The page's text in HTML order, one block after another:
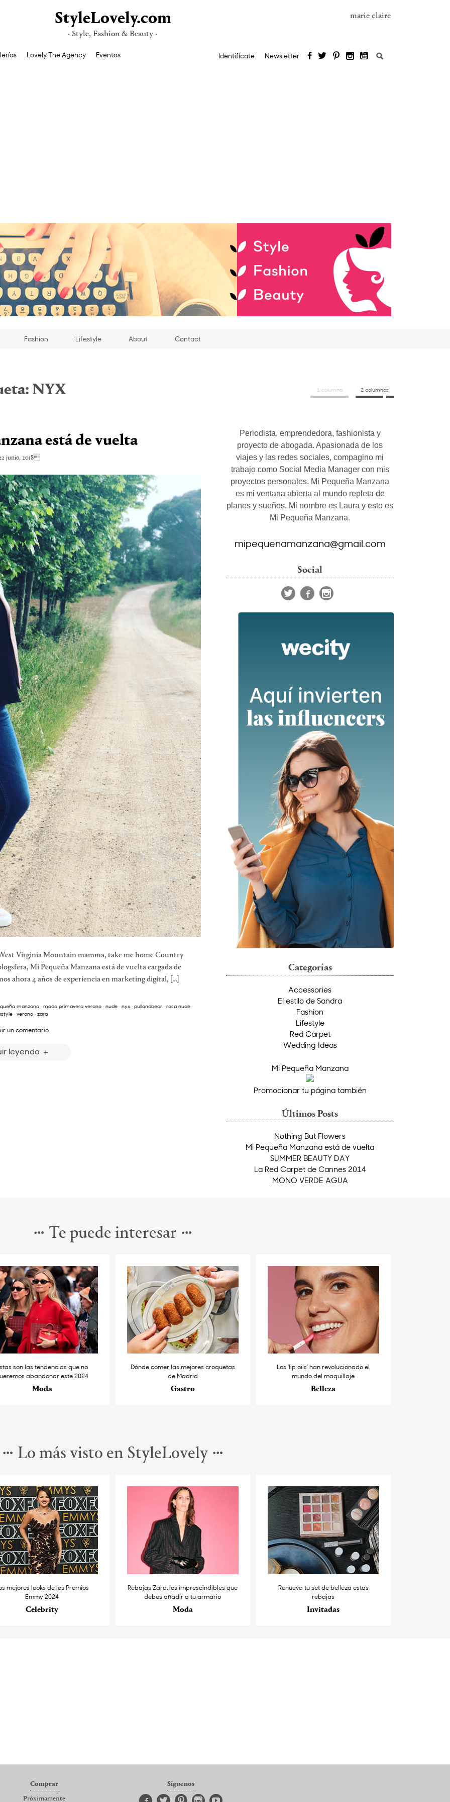
StyleLovely.com
· Style, Fashion & Beauty ·
marie claire
Lovely The Agency Eventos Identifícate Newsletter Buscar:
Fashion Lifestyle About Contact
NYX
está de vuelta
junio, 2018
Virginia Mountain mamma, take me home Country
Mi Pequeña Manzana está de vuelta cargada de
ahora 4 años de experiencia en marketing digital, […]
manzana· moda primavera verano· nude· nyx· pullandbear· rosa nude·
· verano · zara
un comentario
leyendo
1 columna 2 columnas
Periodista, emprendedora, fashionista y
proyecto de abogada. Apasionada de los
viajes y las redes sociales, compagino mi
trabajo como Social Media Manager con mis
proyectos personales. Mi Pequeña Manzana
es mi ventana abierta al mundo repleta de
planes y sueños. Mi nombre es Laura y esto es
Mi Pequeña Manzana.
mipequenamanzana@gmail.com
Social
Categorías
Accessories
El estilo de Sandra
Fashion
Lifestyle
Red Carpet
Wedding Ideas
Mi Pequeña Manzana
Promocionar tu página también
Últimos Posts
Nothing But Flowers
Mi Pequeña Manzana está de vuelta
SUMMER BEAUTY DAY
La Red Carpet de Cannes 2014
MONO VERDE AGUA
Te puede interesar
son las tendencias que no
abandonar este 2024
Moda
Dónde comer las mejores croquetas
de Madrid
Gastro
Los ‘lip oils’ han revolucionado el
mundo del maquillaje
Belleza
Lo más visto en StyleLovely
mejores looks de los Premios
Emmy 2024
Celebrity
Rebajas Zara: los imprescindibles que
debes añadir a tu armario
Moda
Renueva tu set de belleza estas
rebajas
Invitadas
Comprar
Próximamente
Síguenos